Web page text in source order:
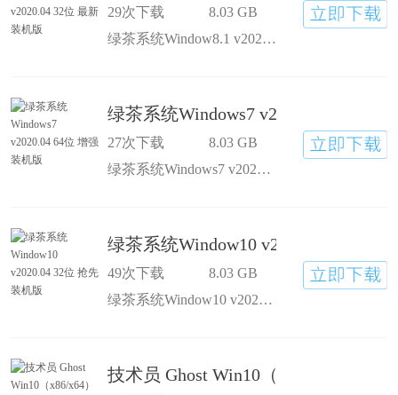
29次下载
8.03 GB
绿茶系统Window8.1 v2020.04 32位 最新装机版稳定纯净。去除一些不必要的Metro应用，让用户可以自由选择要安装的程序，同时也加快系统运行速度。系统通过精心检测，不含恶意软件，安全度100%。自带WinPE微型操作系统和常用分区工具、DOS工具，装机备份维护轻松无忧。制作之前预先优化服务、启动项，给你一个开机快速的.
绿茶系统Windows7 v2020.04 64位 增
27次下载
8.03 GB
绿茶系统Windows7 v2020.04 64位 增强装机版稳定纯净。去除一些不必要的Metro应用，让用户可以自由选择要安装的程序，同时也加快系统运行速度。系统通过精心检测，不含恶意软件，安全度100%。自带WinPE微型操作系统和常用分区工具、DOS工具，装机备份维护轻松无忧。制作之前预先优化服务、启动项，给你一个开机快速的.
绿茶系统Window10 v2020.04 32位 抢
49次下载
8.03 GB
绿茶系统Window10 v2020.04 32位 抢先装机版稳定纯净。去除一些不必要的Metro应用，让用户可以自由选择要安装的程序，同时也加快系统运行速度。系统通过精心检测，不含恶意软件装机备份维护轻松无忧。制作之前预先优化服务、启动项，给你一个开机快速的
技术员 Ghost Win10（x86/x64）驱动